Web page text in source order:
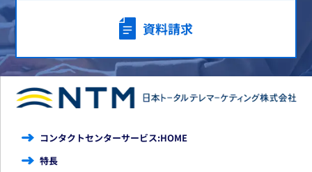
資料請求
コンタクトセンターサービス:HOME
特長